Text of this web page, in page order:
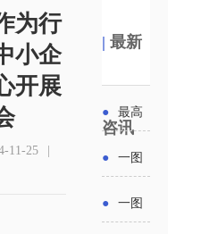
展入企服务座谈会
为行
小企
开展
11-25
|
|最新
咨讯
● 最高
元！贵
● 一图
● 一图